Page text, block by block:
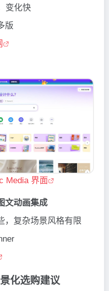
变化快
版
Media 界面
文动画集成
，复杂场景风格有限
化选购建议